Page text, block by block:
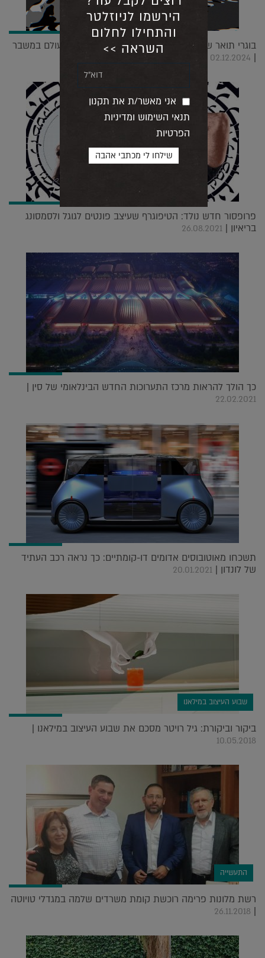
בוגרי תואר שני בתקשורת חזותית בצלאל מגיבים לעולם במשבר
|
02.12.2024
פרופסור חדש נולד: הטיפוגרף שעיצב פונטים לגוגל ולסמסונג
בריאיון | 26.08.2021
כך הולך להראות מרכז התערוכות החדש הבינלאומי של סין |
22.02.2021
תשכחו מאוטובוסים אדומים דו-קומתיים: כך נראה רכב העתיד
של לונדון | 20.01.2021
שבוע העיצוב במילאנו
ביקור וביקורת: גיל רויטר מסכם את שבוע העיצוב במילאנו |
10.05.2018
התעשייה
רשת מלונות פרימה רוכשת קומת משרדים שלמה במגדלי טויוטה
|
26.11.2018
הירשמו לניוזלטר
והתחילו לחלום
השראה >>
אני מאשר/ת את תקנון
תנאי השימוש ומדיניות
הפרטיות